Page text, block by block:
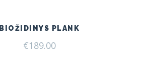
BIOŽIDINYS PLANK
€189.00